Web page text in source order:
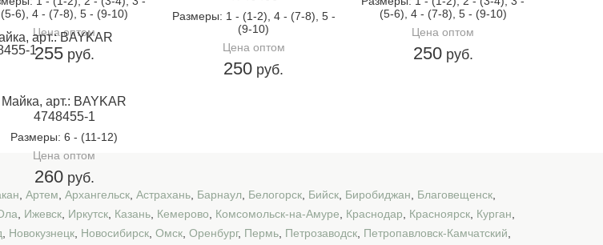
(5-6), 4 - (7-8), 5 - (9-10)
Цена оптом
255руб.
Размеры: 1 - (1-2), 4 - (7-8), 5 -
(9-10)
Цена оптом
250 руб.
(5-6), 4 - (7-8), 5 - (9-10)
Цена оптом
250руб.
Майка, арт.: BAYKAR
4748455-1
Размеры: 6 - (11-12)
Цена оптом
260руб.
Артем Архангельск Астрахань Барнаул Белогорск Бийск Биробиджан Благовещенск
Ижевск Иркутск Казань Кемерово Комсомольск-на-Амуре Краснодар Красноярск Курган
Новокузнецк Новосибирск Омск Оренбург, Пермь Петрозаводск Петропавловск-Камчатский